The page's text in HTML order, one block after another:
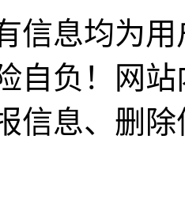
信息均为
自负！网
信息、删